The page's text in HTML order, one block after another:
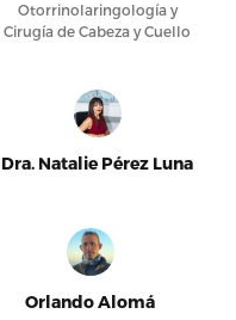
Otorrinolaringología y
Cirugía de Cabeza y Cuello
Dra. Natalie Pérez Luna
Orlando Alomá